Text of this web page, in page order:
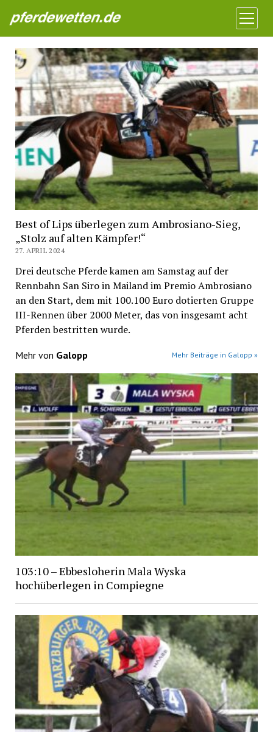
Pferdewetten News
Menü
öffnen
Best of Lips überlegen zum Ambrosiano-Sieg,
„Stolz auf alten Kämpfer!“
27. APRIL 2024
Drei deutsche Pferde kamen am Samstag auf der
Rennbahn San Siro in Mailand im Premio Ambrosiano
an den Start, dem mit 100.100 Euro dotierten Gruppe
III-Rennen über 2000 Meter, das von insgesamt acht
Pferden bestritten wurde.
Mehr von Galopp Mehr Beiträge in Galopp »
103:10 – Ebbesloherin Mala Wyska
hochüberlegen in Compiegne